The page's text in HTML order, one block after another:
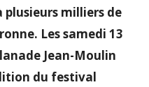
milliers de
Les samedi 13
Jean-Moulin
du festival